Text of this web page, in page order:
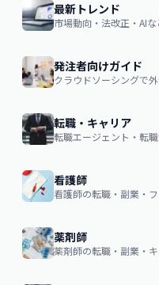
最新トレンド
市場動向・法改正・AI
発注者向けガイド
クラウドソーシングで
転職・キャリア
転職エージェント・転
看護師
看護師の転職・副業・
薬剤師
薬剤師の転職・副業・